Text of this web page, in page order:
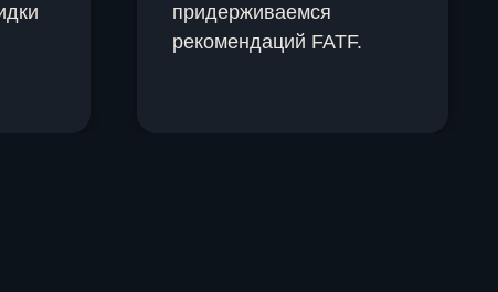
придерживаемся
рекомендаций FATF.